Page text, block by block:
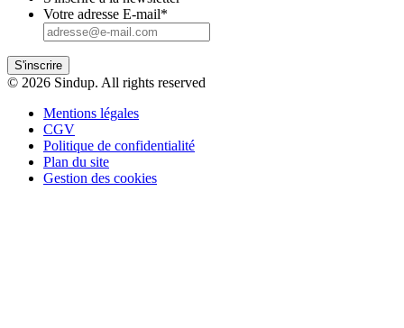
Votre adresse E-mail*
S'inscrire
© 2026 Sindup. All rights reserved
Mentions légales
CGV
Politique de confidentialité
Plan du site
Gestion des cookies